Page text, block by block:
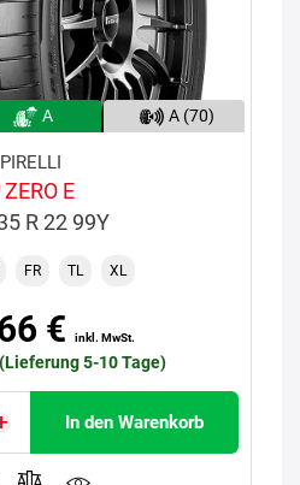
A A (70)
PIRELLI
ZERO E
R 22 99Y
FR TL XL
€ inkl. MwSt.
5-10 Tage)
In den Warenkorb